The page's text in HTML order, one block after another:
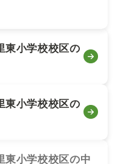
東小学校校区の
東小学校校区の
東小学校校区の中